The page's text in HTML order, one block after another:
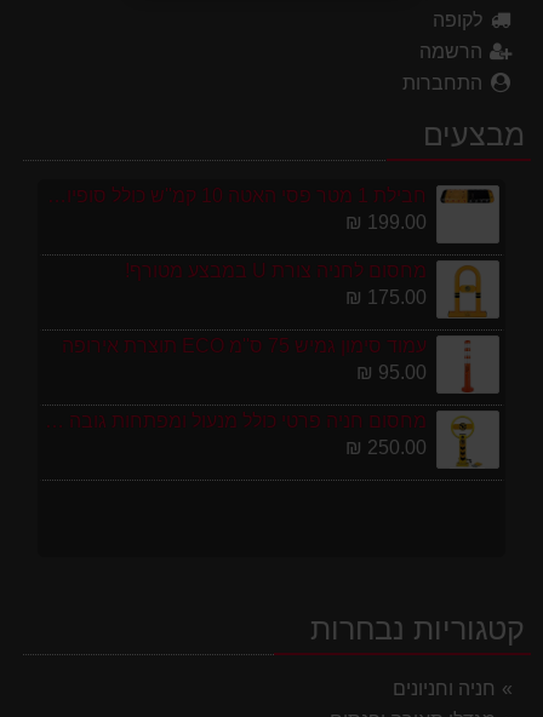
לקופה
הרשמה
התחברות
מבצעים
חבילת 1 מטר פסי האטה 10 קמ''ש כולל סופיות מפלסטיק
199.00 ₪
מחסום לחניה צורת U במבצע מטורף!
175.00 ₪
עמוד סימון גמיש 75 ס''מ ECO תוצרת אירופה
95.00 ₪
מחסום חניה פרטי כולל מנעול ומפתחות גובה 70 ס"מ
250.00 ₪
קטגוריות נבחרות
חניה וחניונים